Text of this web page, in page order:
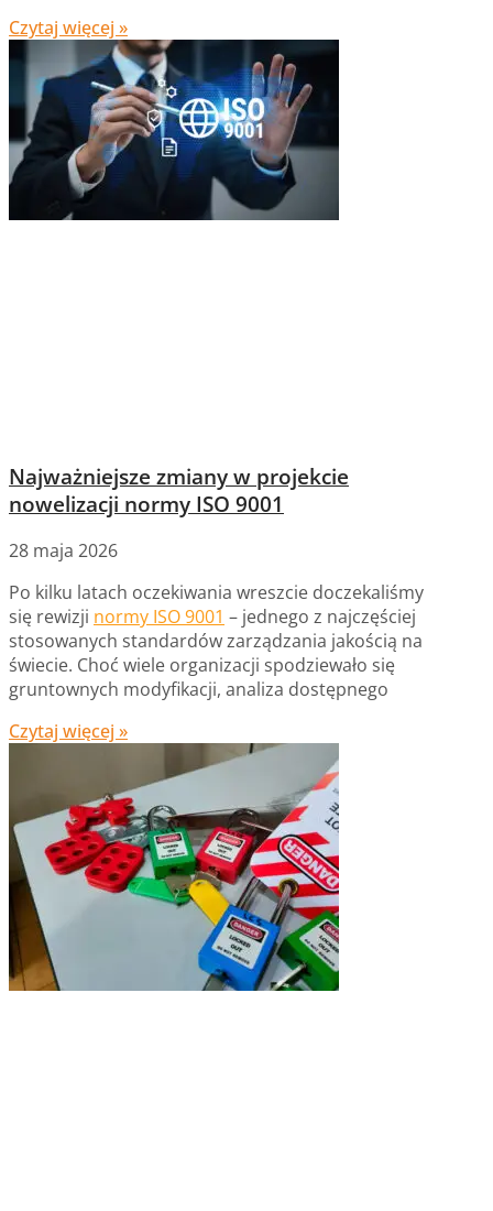
Czytaj więcej »
Najważniejsze zmiany w projekcie
nowelizacji normy ISO 9001
28 maja 2026
Po kilku latach oczekiwania wreszcie doczekaliśmy
się rewizji normy ISO 9001 – jednego z najczęściej
stosowanych standardów zarządzania jakością na
świecie. Choć wiele organizacji spodziewało się
gruntownych modyfikacji, analiza dostępnego
Czytaj więcej »